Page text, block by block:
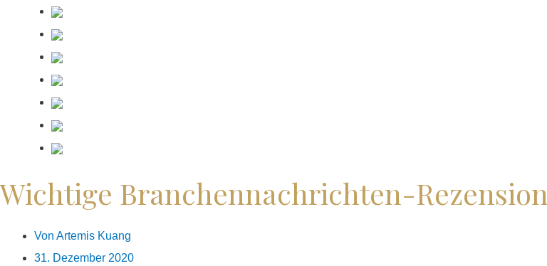
Wichtige Branchennachrichten-Rezension
Von Artemis Kuang
31. Dezember 2020